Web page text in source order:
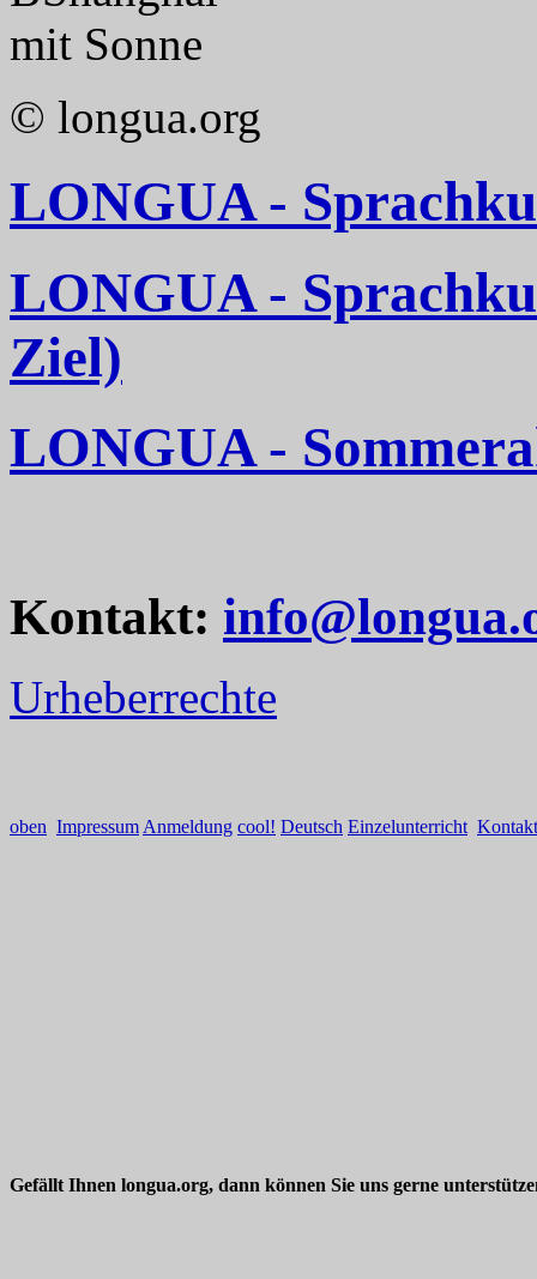
mit Sonne
© longua.org
LONGUA -
LONGUA -
Ziel)
LONGUA -
Kontakt:
Urheberrechte
oben Impressum Anmeldung cool! Deutsch Einzelunterricht Kontakt
Gefällt Ihnen longua.org, dann können Sie uns gerne